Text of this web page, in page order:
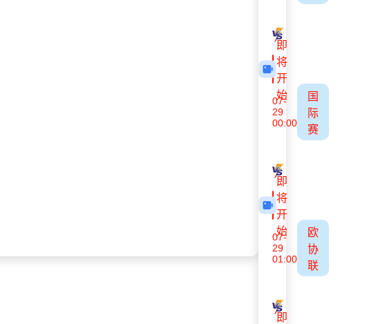
林肯红魔
即
将
开
始
07-
29
00:00
国
际
赛
吉尔吉斯斯坦U17
即
将
开
始
07-
29
01:00
欧
协
联
里加FC
即